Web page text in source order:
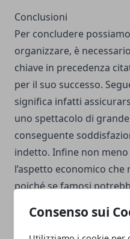
Consenso sui
Conclusioni
Per concludere
organizzare, è
chiave in precedenza
per il suo successo.
significa infatti
uno spettacolo di
conseguente
indetto. Infine non
l’aspetto economico
poiché se famosi
con una conseguente